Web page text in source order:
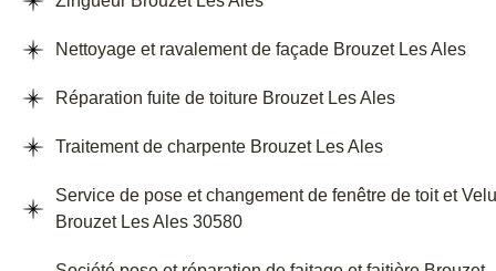
Nettoyage et ravalement de façade Brouzet Les Ales
Réparation fuite de toiture Brouzet Les Ales
Traitement de charpente Brouzet Les Ales
Service de pose et changement de fenêtre de toit et
Brouzet Les Ales 30580